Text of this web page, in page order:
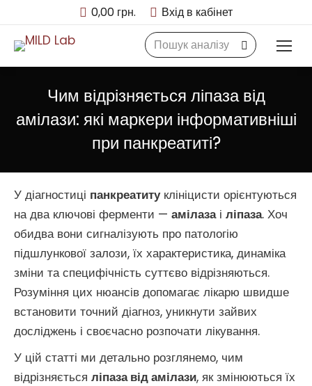
0,00 грн. Вхід в кабінет
Search:
Чим відрізняється ліпаза від
амілази: які маркери інформативніші
при панкреатиті?
У діагностиці панкреатитуклініцисти орієнтуються
на два ключові ферменти — амілазаі ліпаза. Хоч
обидва вони сигналізують про патологію
підшлункової залози, їх характеристика, динаміка
зміни та специфічність суттєво відрізняються.
Розуміння цих нюансів допомагає лікарю швидше
встановити точний діагноз, уникнути зайвих
досліджень і своєчасно розпочати лікування.
У цій статті ми детально розглянемо, чим
відрізняється ліпаза від амілази, як змінюються їх